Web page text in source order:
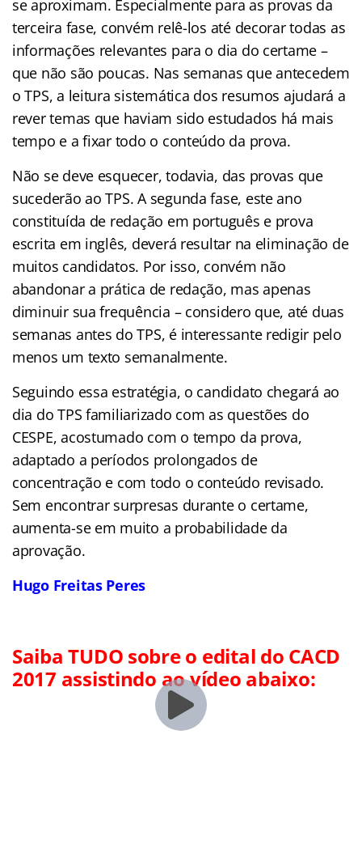
se aproximam. Especialmente para as provas da
terceira fase, convém relê-los até decorar todas as
informações relevantes para o dia do certame –
que não são poucas. Nas semanas que antecedem
o TPS, a leitura sistemática dos resumos ajudará a
rever temas que haviam sido estudados há mais
tempo e a fixar todo o conteúdo da prova.
Não se deve esquecer, todavia, das provas que
sucederão ao TPS. A segunda fase, este ano
constituída de redação em português e prova
escrita em inglês, deverá resultar na eliminação de
muitos candidatos. Por isso, convém não
abandonar a prática de redação, mas apenas
diminuir sua frequência – considero que, até duas
semanas antes do TPS, é interessante redigir pelo
menos um texto semanalmente.
Seguindo essa estratégia, o candidato chegará ao
dia do TPS familiarizado com as questões do
CESPE, acostumado com o tempo da prova,
adaptado a períodos prolongados de
concentração e com todo o conteúdo revisado.
Sem encontrar surpresas durante o certame,
aumenta-se em muito a probabilidade da
aprovação.
Hugo Freitas Peres
Saiba TUDO sobre o edital do CACD
2017 assistindo ao vídeo abaixo: